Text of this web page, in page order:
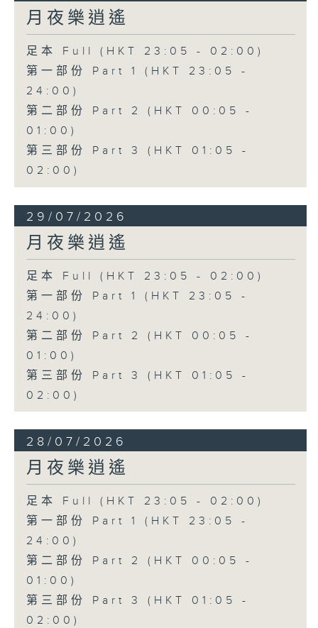
月夜樂逍遙
足本 Full (HKT 23:05 - 02:00)
第一部份 Part 1 (HKT 23:05 -
24:00)
第二部份 Part 2 (HKT 00:05 -
01:00)
第三部份 Part 3 (HKT 01:05 -
02:00)
29/07/2026
月夜樂逍遙
足本 Full (HKT 23:05 - 02:00)
第一部份 Part 1 (HKT 23:05 -
24:00)
第二部份 Part 2 (HKT 00:05 -
01:00)
第三部份 Part 3 (HKT 01:05 -
02:00)
28/07/2026
月夜樂逍遙
足本 Full (HKT 23:05 - 02:00)
第一部份 Part 1 (HKT 23:05 -
24:00)
第二部份 Part 2 (HKT 00:05 -
01:00)
第三部份 Part 3 (HKT 01:05 -
02:00)